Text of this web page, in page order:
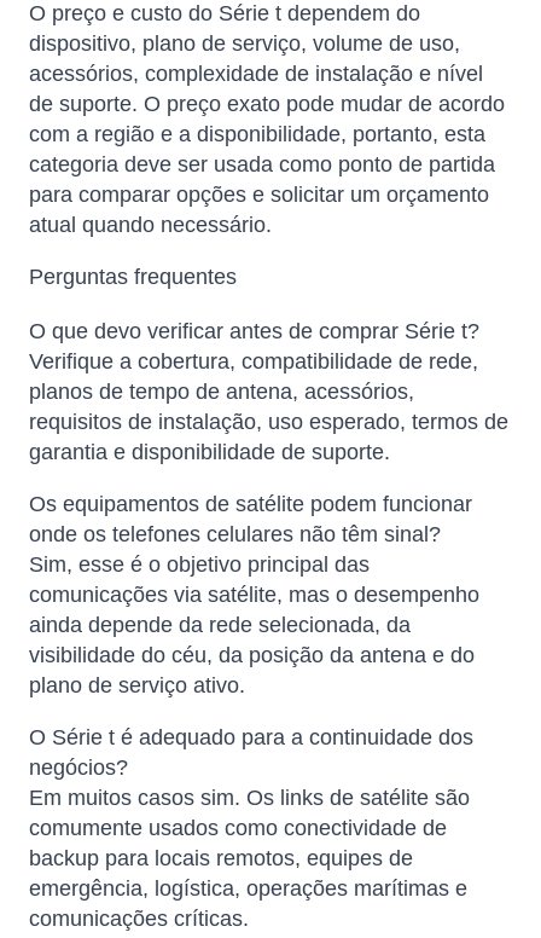
O preço e custo do Série t dependem do
dispositivo, plano de serviço, volume de uso,
acessórios, complexidade de instalação e nível
de suporte. O preço exato pode mudar de acordo
com a região e a disponibilidade, portanto, esta
categoria deve ser usada como ponto de partida
para comparar opções e solicitar um orçamento
atual quando necessário.
Perguntas frequentes
O que devo verificar antes de comprar Série t?
Verifique a cobertura, compatibilidade de rede,
planos de tempo de antena, acessórios,
requisitos de instalação, uso esperado, termos de
garantia e disponibilidade de suporte.
Os equipamentos de satélite podem funcionar
onde os telefones celulares não têm sinal?
Sim, esse é o objetivo principal das
comunicações via satélite, mas o desempenho
ainda depende da rede selecionada, da
visibilidade do céu, da posição da antena e do
plano de serviço ativo.
O Série t é adequado para a continuidade dos
negócios?
Em muitos casos sim. Os links de satélite são
comumente usados ​​como conectividade de
backup para locais remotos, equipes de
emergência, logística, operações marítimas e
comunicações críticas.